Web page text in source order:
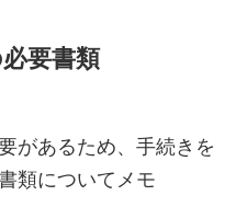
要書類
があるため、手続きを
類についてメモ